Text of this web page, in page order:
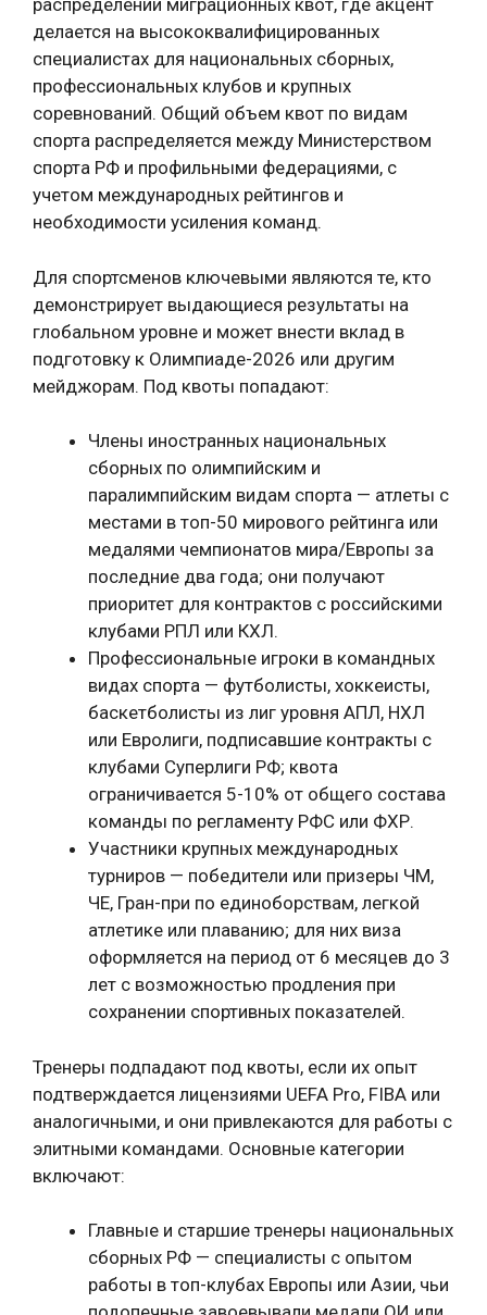
распределении миграционных квот, где акцент
делается на высококвалифицированных
специалистах для национальных сборных,
профессиональных клубов и крупных
соревнований. Общий объем квот по видам
спорта распределяется между Министерством
спорта РФ и профильными федерациями, с
учетом международных рейтингов и
необходимости усиления команд.
Для спортсменов ключевыми являются те, кто
демонстрирует выдающиеся результаты на
глобальном уровне и может внести вклад в
подготовку к Олимпиаде-2026 или другим
мейджорам. Под квоты попадают:
Члены иностранных национальных
сборных по олимпийским и
паралимпийским видам спорта — атлеты с
местами в топ-50 мирового рейтинга или
медалями чемпионатов мира/Европы за
последние два года; они получают
приоритет для контрактов с российскими
клубами РПЛ или КХЛ.
Профессиональные игроки в командных
видах спорта — футболисты, хоккеисты,
баскетболисты из лиг уровня АПЛ, НХЛ
или Евролиги, подписавшие контракты с
клубами Суперлиги РФ; квота
ограничивается 5-10% от общего состава
команды по регламенту РФС или ФХР.
Участники крупных международных
турниров — победители или призеры ЧМ,
ЧЕ, Гран-при по единоборствам, легкой
атлетике или плаванию; для них виза
оформляется на период от 6 месяцев до 3
лет с возможностью продления при
сохранении спортивных показателей.
Тренеры подпадают под квоты, если их опыт
подтверждается лицензиями UEFA Pro, FIBA или
аналогичными, и они привлекаются для работы с
элитными командами. Основные категории
включают:
Главные и старшие тренеры национальных
сборных РФ — специалисты с опытом
работы в топ-клубах Европы или Азии, чьи